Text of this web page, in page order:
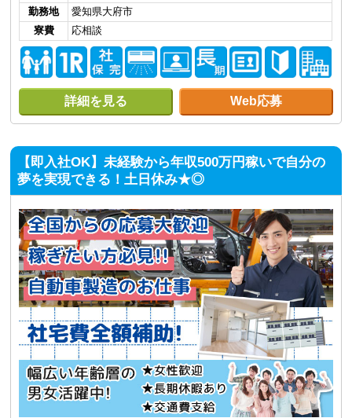
勤務地
愛知県大府市
寮費
応相談
詳細を見る Web応募
【即入社OK】未経験から年収500万円稼いで自分の
夢を実現できる！土日休み★◎